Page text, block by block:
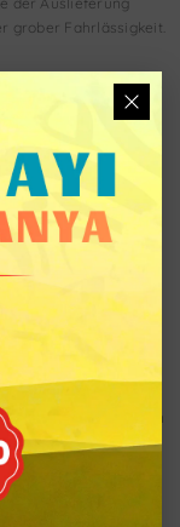
grober Fahrlässigkeit.
Dauer von 12
der vereinbarten
der Abonnent nicht
jederzeit mit einer
kündigen, wie es
(§ 309 Nr. 9 BGB)
Grund,
Ein wichtiger
einem
Verpflichtungen
Frist nicht behoben